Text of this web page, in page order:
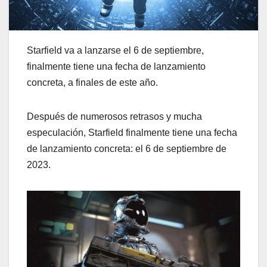
Starfield va a lanzarse el 6 de septiembre,
finalmente tiene una fecha de lanzamiento
concreta, a finales de este año.
Después de numerosos retrasos y mucha
especulación, Starfield finalmente tiene una fecha
de lanzamiento concreta: el 6 de septiembre de
2023.